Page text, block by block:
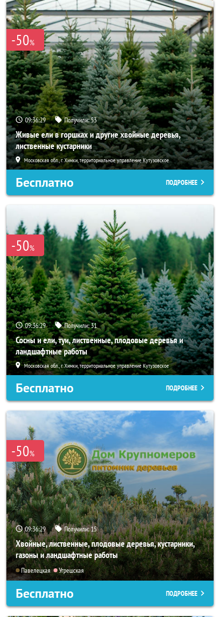
-50%
09:36:26 Получили:53
Живые ели в горшках и другие хвойные деревья,
лиственные кустарники
Московская обл., г. Химки, территориальное управление Кутузовское
Бесплатно ПОДРОБНЕЕ
-50%
09:36:26 Получили:31
Сосны и ели, туи, лиственные, плодовые деревья и
ландшафтные работы
Московская обл., г. Химки, территориальное управление Кутузовское
Бесплатно ПОДРОБНЕЕ
-50%
09:36:26 Получили:15
Хвойные, лиственные, плодовые деревья, кустарники,
газоны и ландшафтные работы
Павелецкая Угрешская
Бесплатно ПОДРОБНЕЕ